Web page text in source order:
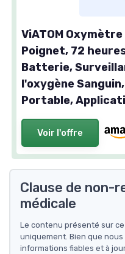
ViATOM
Poignet, 72
Batterie,
l'oxygène
Portable,
Voir l'offre
Clause de non-
médicale
Le contenu présenté sur
uniquement. Bien que
informations fiables et à